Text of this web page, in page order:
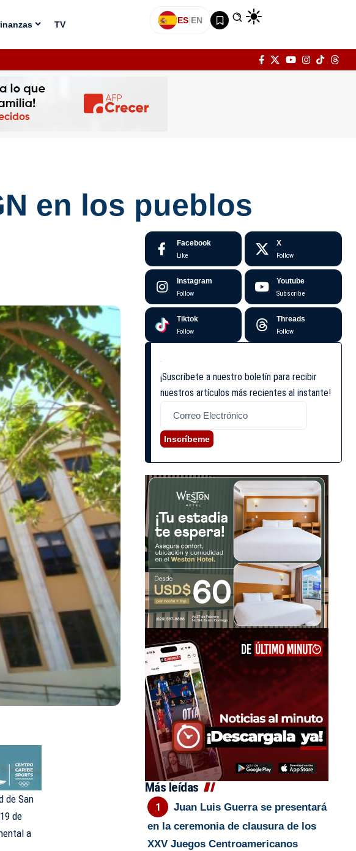
TV ES|EN
en los pueblos
de San
de
a
Facebook
Like
X
Follow
Instagram
Follow
Youtube
Subscribe
Tiktok
Follow
Threads
Follow
¡Suscríbete a nuestro boletín para recibir
nuestros artículos más recientes al instante!
Inscríbeme
Más leídas
Juan Luis Guerra se presentará
en la ceremonia de clausura de los
XXV Juegos Centroamericanos